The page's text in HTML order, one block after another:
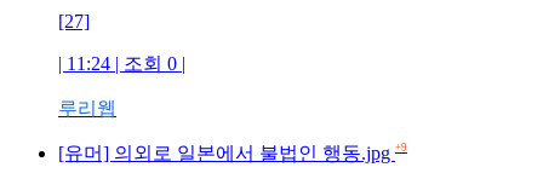
[27]
| 11:24 | 조회 0 |
루리웹
[유머] 의외로 일본에서 불법인 행동.jpg +9